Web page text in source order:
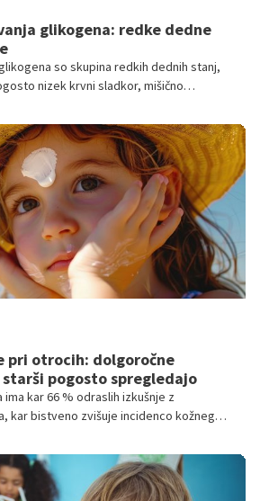
glikogena: redke dedne
so skupina redkih dednih stanj,
nizek krvni sladkor, mišično
pri otrocih: dolgoročne
pogosto spregledajo
kar 66 % odraslih izkušnje z
kar bistveno zvišuje incidenco kožnega